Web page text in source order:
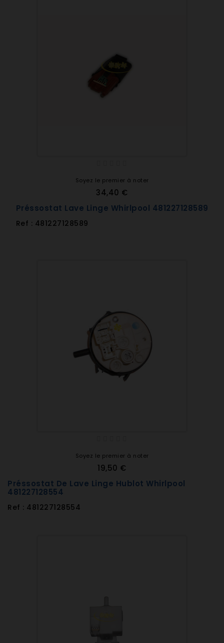
Soyez le premier à noter
34,40 €
Préssostat Lave Linge Whirlpool 481227128589
Ref : 481227128589
Soyez le premier à noter
19,50 €
Préssostat De Lave Linge Hublot Whirlpool
481227128554
Ref : 481227128554